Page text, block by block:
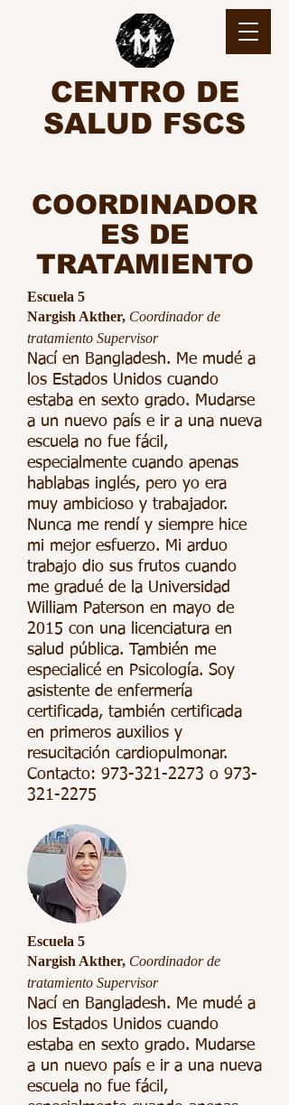
CENTRO DE
SALUD FSCS
COORDINADOR
ES DE
TRATAMIENTO
Escuela 5
Nargish Akther, Coordinador de
tratamiento Supervisor
Nací en Bangladesh. Me mudé a
los Estados Unidos cuando
estaba en sexto grado. Mudarse
a un nuevo país e ir a una nueva
escuela no fue fácil,
especialmente cuando apenas
hablabas inglés, pero yo era
muy ambicioso y trabajador.
Nunca me rendí y siempre hice
mi mejor esfuerzo. Mi arduo
trabajo dio sus frutos cuando
me gradué de la Universidad
William Paterson en mayo de
2015 con una licenciatura en
salud pública. También me
especialicé en Psicología. Soy
asistente de enfermería
certificada, también certificada
en primeros auxilios y
resucitación cardiopulmonar.
Contacto: 973-321-2273 o 973-
321-2275
Escuela 5
Nargish Akther, Coordinador de
tratamiento Supervisor
Nací en Bangladesh. Me mudé a
los Estados Unidos cuando
estaba en sexto grado. Mudarse
a un nuevo país e ir a una nueva
escuela no fue fácil,